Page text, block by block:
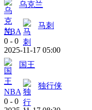
乌克兰
NBA
马刺
0 - 0
2025-11-17 05:00
国王
NBA
独行侠
0 - 0